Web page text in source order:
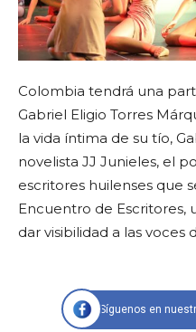
Colombia tendrá una
Gabriel Eligio Torres
la vida íntima de su tío,
novelista JJ Junieles, el
escritores huilenses que
Encuentro de Escritores,
dar visibilidad a las voces
Síguenos en